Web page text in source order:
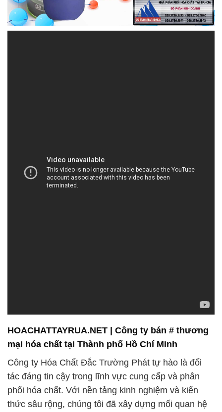
HOACHATTAYRUA.NET | Công ty bán # thương
mại hóa chất tại Thành phố Hồ Chí Minh
Công ty Hóa Chất Đắc Trường Phát tự hào là đối
tác đáng tin cậy trong lĩnh vực cung cấp và phân
phối hóa chất. Với nền tảng kinh nghiệm và kiến
thức sâu rộng, chúng tôi đã xây dựng mối quan hệ